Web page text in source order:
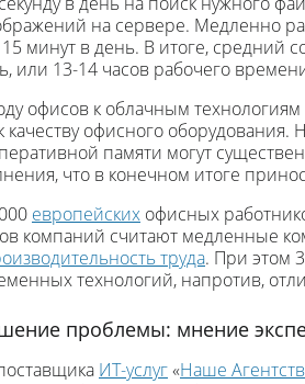
на сервере. Медленно
минут в день. В итоге, средний
или 13-14 часов рабочего
офисов к облачным
качеству офисного
памяти могут
что в конечном итоге
европейских офисных
компаний считают медленные
труда. При этом
технологий, напротив,
проблемы: мнение
ИТ-услуг«Наше